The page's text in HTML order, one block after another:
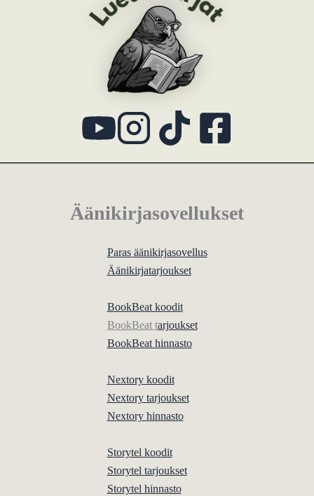
Äänikirjasovellukset
Paras äänikirjasovellus
Äänikirjatarjoukset
BookBeat koodit
BookBeat tarjoukset
BookBeat hinnasto
Nextory koodit
Nextory tarjoukset
Nextory hinnasto
Storytel koodit
Storytel tarjoukset
Storytel hinnasto